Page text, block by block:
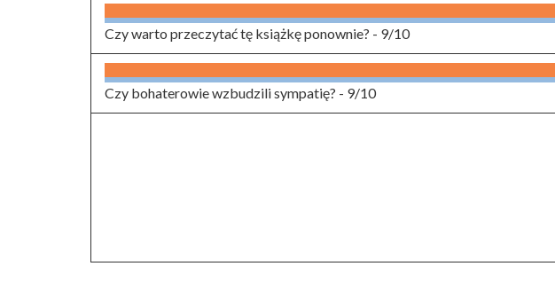
Czy warto przeczytać tę książkę ponownie? - 9/10
Czy bohaterowie wzbudzili sympatię? - 9/10